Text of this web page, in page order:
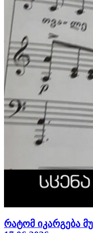
რატომ იკარგება